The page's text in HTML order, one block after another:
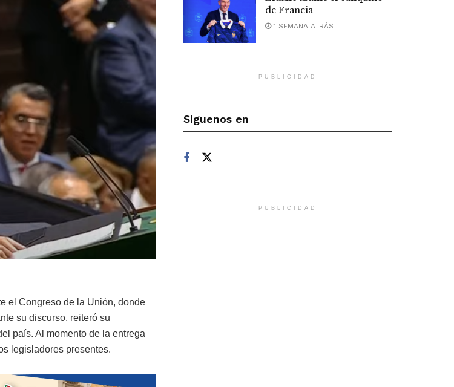
el Congreso de la Unión, donde
su discurso, reiteró su
país. Al momento de la entrega
legisladores presentes.
de Francia
1 SEMANA ATRÁS
PUBLICIDAD
Síguenos en
PUBLICIDAD